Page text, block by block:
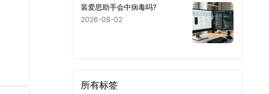
装爱思助手会中病毒吗?
2026-08-02
所有标签